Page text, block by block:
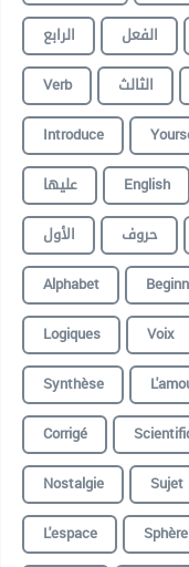
الرابع
الفعل
Verb
الثالث
Introduce
عليها
English
الأول
حروف
Alphabet
Logiques
Voix
Synthèse
Corrigé
Nostalgie
Sujet
L'espace
Sphère